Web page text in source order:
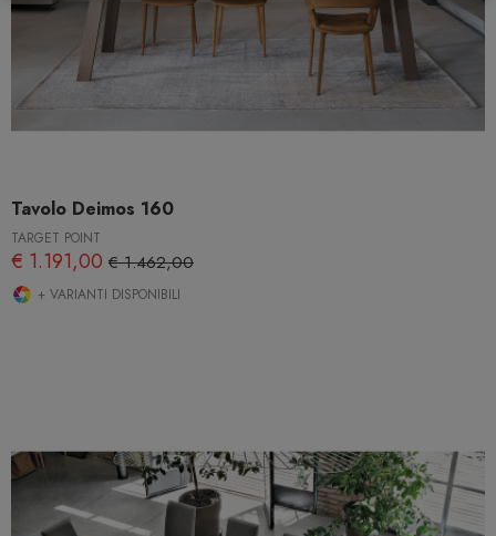
Tavolo Deimos 160
TARGET POINT
€ 1.191,00 € 1.462,00
+ VARIANTI DISPONIBILI